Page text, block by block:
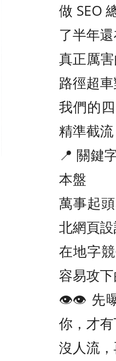
做 SEO
了半年
真正厲
路徑超車
我們的
精準截流
📍 關鍵
本盤
萬事起
北網頁
在地字
容易攻下
👁️‍👁️‍ 先曝
你，才
沒人流，